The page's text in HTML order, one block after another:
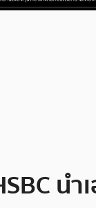
นำ